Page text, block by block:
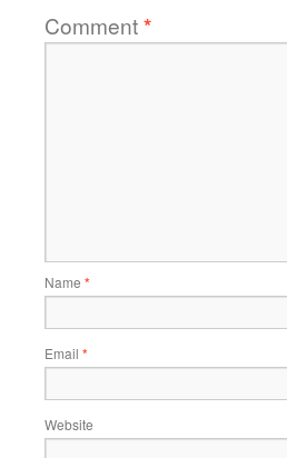
Comment*
Name *
Email *
Website